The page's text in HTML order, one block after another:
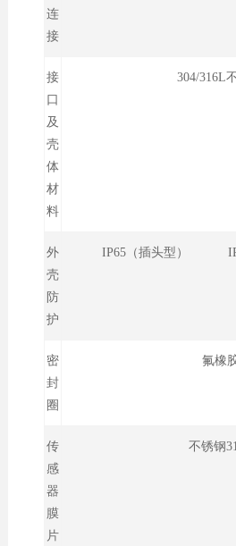
连
接
接
口
及
壳
体
材
料
304/316L
外
壳
防
护
IP65（插头型）
密
封
圈
氟橡
传
感
器
膜
片
不锈钢